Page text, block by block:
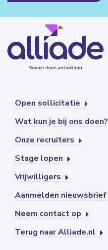
Open sollicitatie
Wat kun je bij ons doen?
Onze recruiters
Stage lopen
Vrijwilligers
Aanmelden nieuwsbrief
Neem contact op
Terug naar Alliade.nl